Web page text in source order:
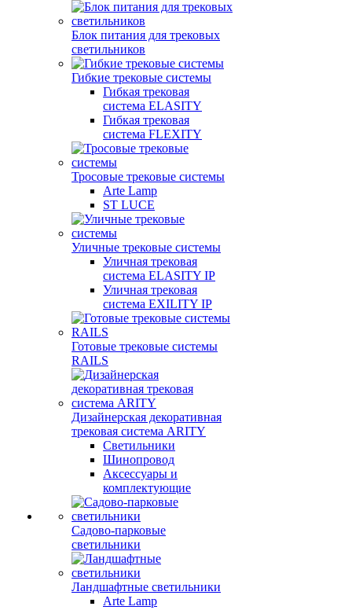
Блок питания для трековых
светильников
Гибкие трековые системы
Гибкая трековая
система ELASITY
Гибкая трековая
система FLEXITY
Тросовые трековые системы
Arte Lamp
ST LUCE
Уличные трековые системы
Уличная трековая
система ELASITY IP
Уличная трековая
система EXILITY IP
Готовые трековые системы
RAILS
Дизайнерская декоративная
трековая система ARITY
Светильники
Шинопровод
Аксессуары и
комплектующие
Садово-парковые
светильники
Ландшафтные светильники
Arte Lamp